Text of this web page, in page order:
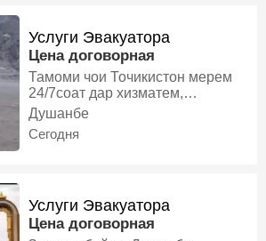
Услуги Эвакуатора
Цена договорная
Тамоми чои Точикистон мерем
24/7соат дар хизматем,
Эвакуатор
Душанбе
Сегодня
Услуги Эвакуатора
Цена договорная